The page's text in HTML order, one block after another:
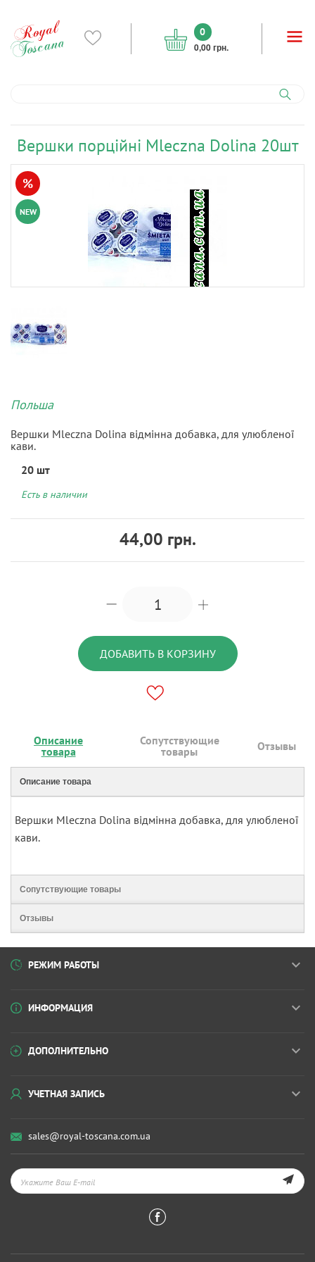
0
0,00 грн.
Вершки порційні Mleczna Dolina 20шт
NEW
%
Польша
Вершки Mleczna Dolina відмінна добавка, для улюбленої
кави.
20 шт
Есть в наличии
44,00 грн.
ДОБАВИТЬ В КОРЗИНУ
Описание
товара
Сопутствующие
товары
Отзывы
Описание товара
Вершки Mleczna Dolina відмінна добавка, для улюбленої
кави.
Сопутствующие товары
Отзывы
РЕЖИМ РАБОТЫ
ИНФОРМАЦИЯ
ДОПОЛНИТЕЛЬНО
УЧЕТНАЯ ЗАПИСЬ
sales@royal-toscana.com.ua